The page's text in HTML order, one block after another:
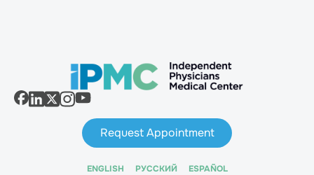
Request Appointment
ENGLISH РУССКИЙ ESPAÑOL